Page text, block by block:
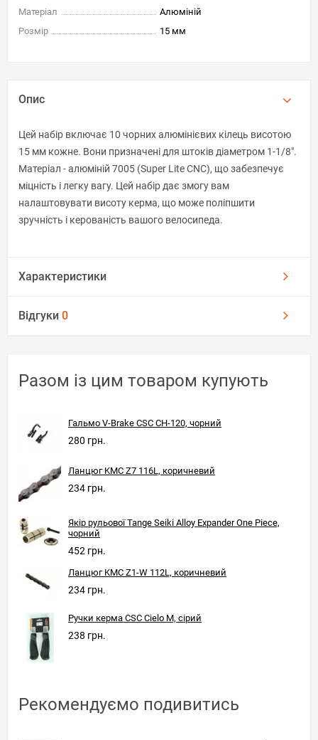
Матеріал
Алюміній
Розмір
15 мм
Опис
Цей набір включає 10 чорних алюмінієвих кілець висотою
15 мм кожне. Вони призначені для штоків діаметром 1-1/8".
Матеріал - алюміній 7005 (Super Lite CNC), що забезпечує
міцність і легку вагу. Цей набір дає змогу вам
налаштовувати висоту керма, що може поліпшити
зручність і керованість вашого велосипеда.
Характеристики
Відгуки 0
Разом із цим товаром купують
Гальмо V-Brake CSC CH-120, чорний
280 грн.
Ланцюг KMC Z7 116L, коричневий
234 грн.
Якір рульової Tange Seiki Alloy Expander One Piece,
чорний
452 грн.
Ланцюг KMC Z1-W 112L, коричневий
234 грн.
Ручки керма CSC Cielo M, сірий
238 грн.
Рекомендуємо подивитись